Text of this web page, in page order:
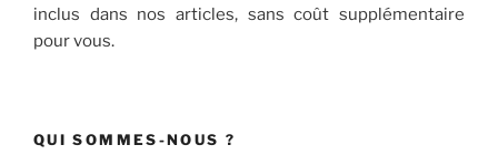
inclus dans nos articles, sans coût supplémentaire
pour vous.
QUI SOMMES-NOUS ?